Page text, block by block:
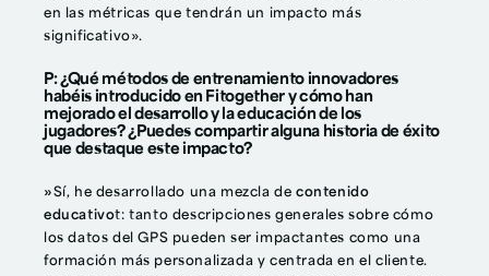
en las métricas que tendrán un impacto más
significativo».
P: ¿Qué métodos de entrenamiento innovadores
habéis introducido en Fitogether y cómo han
mejorado el desarrollo y la educación de los
jugadores? ¿Puedes compartir alguna historia de éxito
que destaque este impacto?
»Sí, he desarrollado una mezcla decontenido
educativot: tanto descripciones generales sobre cómo
los datos del GPS pueden ser impactantes como una
formación más personalizada y centrada en el cliente.